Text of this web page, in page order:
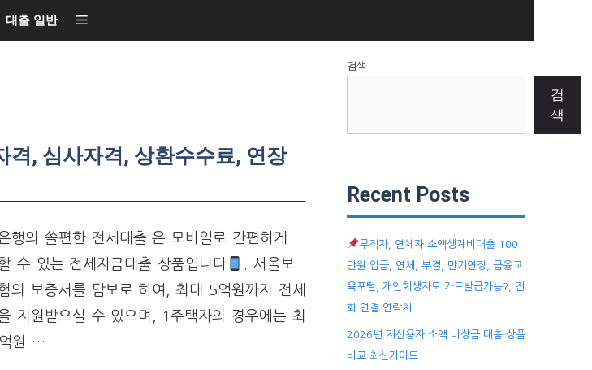
대출 일반
, 심사자격, 상환수수료, 연장
행의 쏠편한 전세대출 은 모바일로 간편하게
수 있는 전세자금대출 상품입니다
. 서울보
의 보증서를 담보로 하여, 최대 5억원까지 전세
지원받으실 수 있으며, 1주택자의 경우에는 최
원 …
검색
검
색
Recent Posts
무직자, 연체자 소액생계비대출 100
만원 입금, 연체, 부결, 만기연장, 금융교
육포털, 개인회생자도 카드발급가능?, 전
화 연결 연락처
2026년 저신용자 소액 비상금 대출 상품
비교 최신가이드